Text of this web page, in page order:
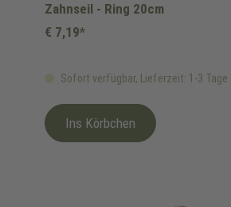
Zahnseil - Ring 20cm
Sofort verfügbar, Lieferzeit: 1-3 Tage
€ 7,19*
Ins Körbchen